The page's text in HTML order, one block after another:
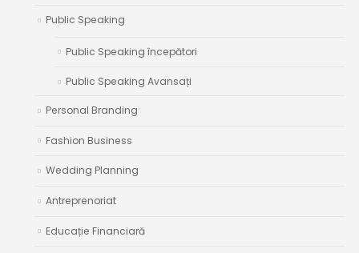
Public Speaking
Public Speaking începători
Public Speaking Avansați
Personal Branding
Fashion Business
Wedding Planning
Antreprenoriat
Educație Financiară